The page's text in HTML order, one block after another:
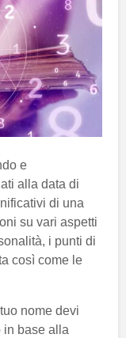
e
alla data di
di una
su vari aspetti
i punti di
così come le
nome devi
in base alla